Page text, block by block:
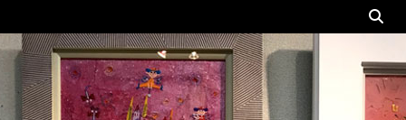
to
content